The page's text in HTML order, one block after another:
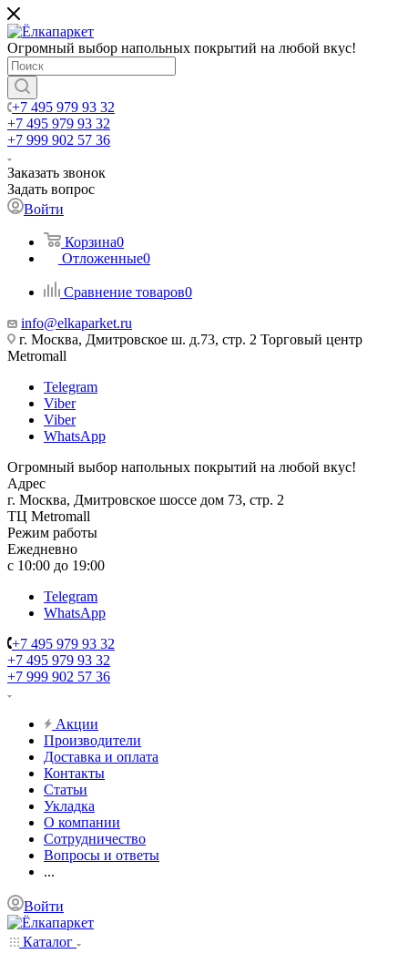
Огромный выбор напольных покрытий на любой вкус!
+7 495 979 93 32
+7 495 979 93 32
+7 999 902 57 36
Заказать звонок
Задать вопрос
Войти
Корзина0
Отложенные0
Сравнение товаров0
info@elkaparket.ru
г. Москва, Дмитровское ш. д.73, стр. 2 Торговый центр
Metromall
Telegram
Viber
Viber
WhatsApp
Огромный выбор напольных покрытий на любой вкус!
Адрес
г. Москва, Дмитровское шоссе дом 73, стр. 2
ТЦ Metromall
Режим работы
Ежедневно
с 10:00 до 19:00
Telegram
WhatsApp
+7 495 979 93 32
+7 495 979 93 32
+7 999 902 57 36
Акции
Производители
Доставка и оплата
Контакты
Статьи
Укладка
О компании
Сотрудничество
Вопросы и ответы
...
Войти
Каталог